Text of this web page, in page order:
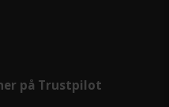
på Trustpilot